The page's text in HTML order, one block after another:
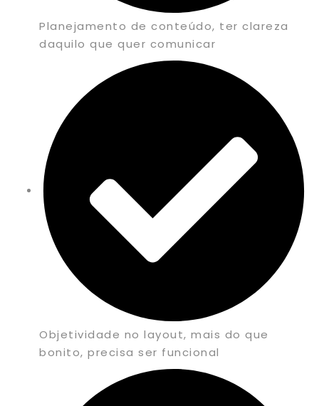
Planejamento de conteúdo, ter clareza
daquilo que quer comunicar
Objetividade no layout, mais do que
bonito, precisa ser funcional